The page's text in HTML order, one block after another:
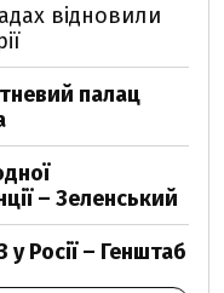
відновили
палац
– Зеленський
Росії – Генштаб